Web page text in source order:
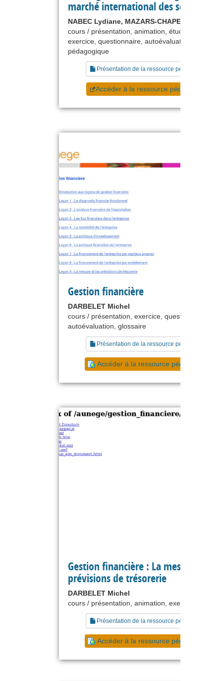
marché international des sodas
NABEC Lydiane, MAZARS-CHAPELON Agnès
cours / présentation, animation, étude de cas,
exercice, questionnaire, autoévaluation, scénario
pédagogique
Présentation de la ressource pédagogique
Accéder à la ressource pédagogique
Gestion financière
DARBELET Michel
cours / présentation, exercice, questionnaire,
autoévaluation, glossaire
Présentation de la ressource pédagogique
Accéder à la ressource pédagogique
Gestion financière : La mesure et les
prévisions de trésorerie
DARBELET Michel
cours / présentation, animation, exercice,
Présentation de la ressource pédagogique
Accéder à la ressource pédagogique